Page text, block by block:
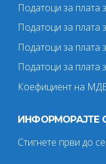
Податоци за плата
Податоци за плата
Податоци за плата
Податоци за плата
Коефициент на
ИНФОРМОРАЈТЕ
Стигнете први до